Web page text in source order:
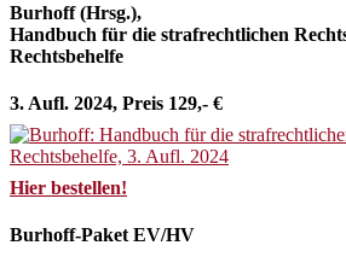
Burhoff (Hrsg.),
Handbuch für die strafrechtlichen
Rechtsbehelfe
3. Aufl. 2024, Preis 129,- €
Hier bestellen!
Burhoff-Paket EV/HV